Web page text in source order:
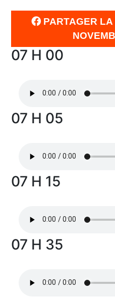
PARTAGER LA
07 H 00
07 H 05
07 H 15
07 H 35